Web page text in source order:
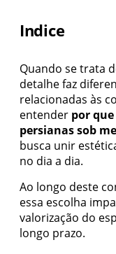
Indice
Quando se trata
detalhe faz
relacionadas às
entender por
persianas sob
busca unir
no dia a dia.
Ao longo deste
essa escolha
valorização do
longo prazo.